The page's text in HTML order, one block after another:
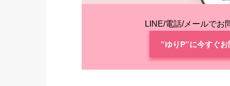
LINE/電話/メールでお
”ゆりP”に今すぐ